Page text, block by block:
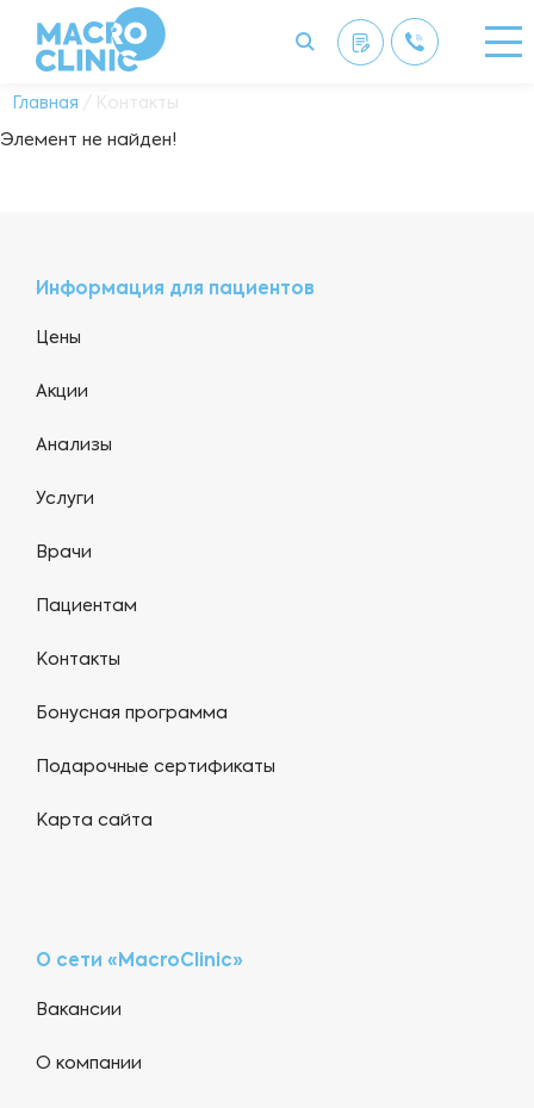
Главная / Контакты
Элемент не найден!
Информация для пациентов
Цены
Акции
Анализы
Услуги
Врачи
Пациентам
Контакты
Бонусная программа
Подарочные сертификаты
Карта сайта
О сети «MacroClinic»
Вакансии
О компании